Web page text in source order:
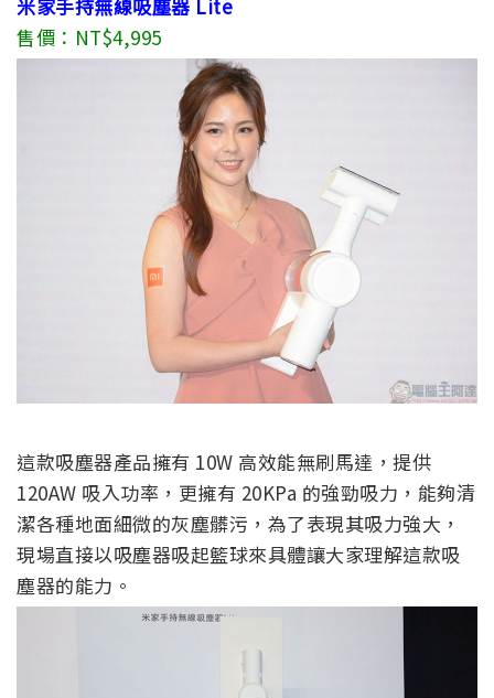
米家手持無線吸塵器 Lite
售價：NT$4,995
這款吸塵器產品擁有 10W 高效能無刷馬達，提供
120AW 吸入功率，更擁有 20KPa 的強勁吸力，能夠清
潔各種地面細微的灰塵髒污，為了表現其吸力強大，
現場直接以吸塵器吸起籃球來具體讓大家理解這款吸
塵器的能力。